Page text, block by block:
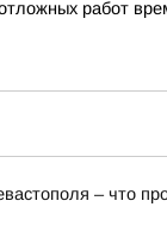
работ
– что